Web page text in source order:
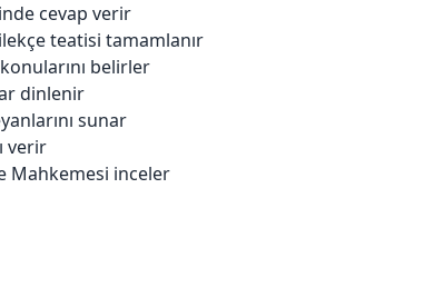
cevap verir
teatisi tamamlanır
belirler
dinlenir
sunar
verir
Mahkemesi inceler